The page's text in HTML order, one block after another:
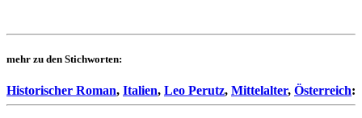
mehr zu den Stichworten:
Historischer Roman, Italien, Leo Perutz, Mittelalter, Österreich: